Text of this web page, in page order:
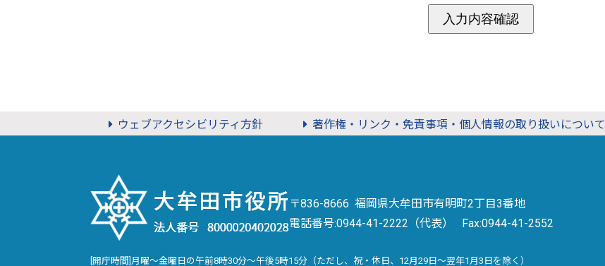
ウェブアクセシビリティ方針 著作権・リンク・免責事項・個人情報の取り扱いについて
〒836-8666 福岡県大牟田市有明町2丁目3番地
電話番号:0944-41-2222（代表） Fax:0944-41-2552
[開庁時間]月曜～金曜日の午前8時30分～午後5時15分（ただし、祝・休日、12月29日～翌年1月3日を除く）